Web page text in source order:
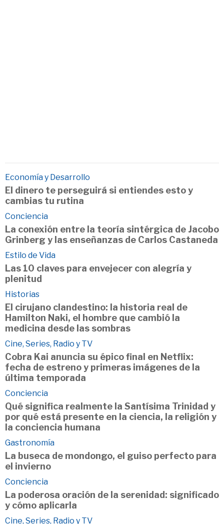
Economía y Desarrollo
El dinero te perseguirá si entiendes esto y
cambias tu rutina
Conciencia
La conexión entre la teoría sintérgica de Jacobo
Grinberg y las enseñanzas de Carlos Castaneda
Estilo de Vida
Las 10 claves para envejecer con alegría y
plenitud
Historias
El cirujano clandestino: la historia real de
Hamilton Naki, el hombre que cambió la
medicina desde las sombras
Cine, Series, Radio y TV
Cobra Kai anuncia su épico final en Netflix:
fecha de estreno y primeras imágenes de la
última temporada
Conciencia
Qué significa realmente la Santísima Trinidad y
por qué está presente en la ciencia, la religión y
la conciencia humana
Gastronomía
La buseca de mondongo, el guiso perfecto para
el invierno
Conciencia
La poderosa oración de la serenidad: significado
y cómo aplicarla
Cine, Series, Radio y TV